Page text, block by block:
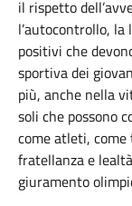
il rispetto
l’autocontrollo, la
positivi che
sportiva dei
più, anche nella
soli che possono
come atleti,
fratellanza e
giuramento